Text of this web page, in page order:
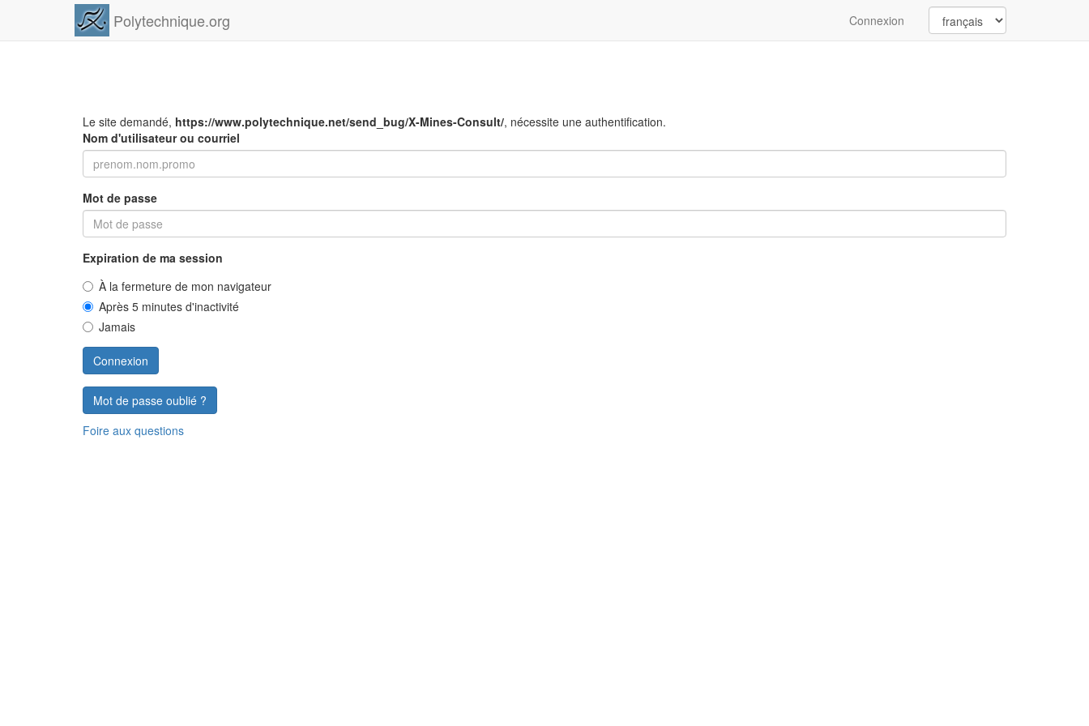
Polytechnique.org Connexion
Le site demandé, https://www.polytechnique.net/send_bug/X-Mines-Consult/, nécessite une authentification.
Nom d'utilisateur ou courriel
Mot de passe
Expiration de ma session
À la fermeture de mon navigateur
Après 5 minutes d'inactivité
Jamais
Mot de passe oublié ?
Foire aux questions